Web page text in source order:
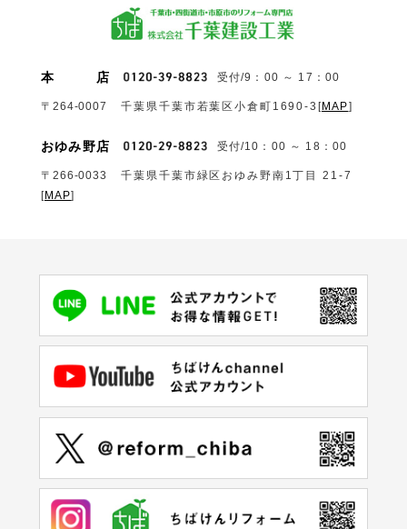
本 店 受付/9：00 ～ 17：00
〒264-0007 千葉県千葉市若葉区小倉町1690‐3 [MAP]
おゆみ野店 受付/10：00 ～ 18：00
〒266-0033
千葉県千葉市緑区おゆみ野南1丁目 21-7
[MAP]